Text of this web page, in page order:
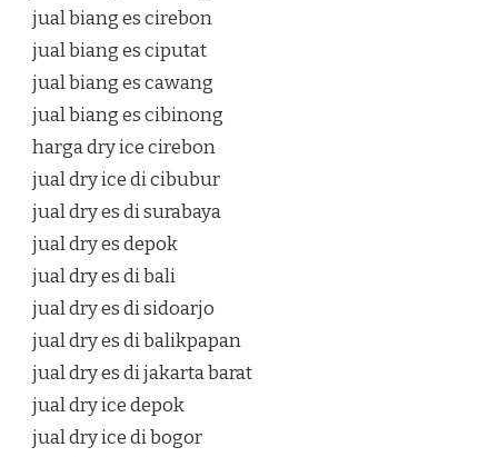
jual biang es cirebon
jual biang es ciputat
jual biang es cawang
jual biang es cibinong
harga dry ice cirebon
jual dry ice di cibubur
jual dry es di surabaya
jual dry es depok
jual dry es di bali
jual dry es di sidoarjo
jual dry es di balikpapan
jual dry es di jakarta barat
jual dry ice depok
jual dry ice di bogor